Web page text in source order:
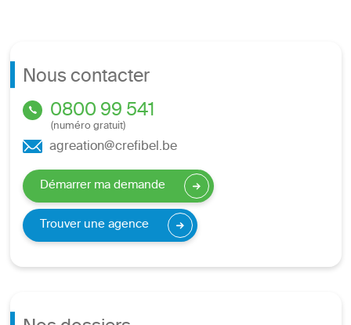
Nous contacter
0800 99 541
(numéro gratuit)
agreation@crefibel.be
Démarrer ma demande
Trouver une agence